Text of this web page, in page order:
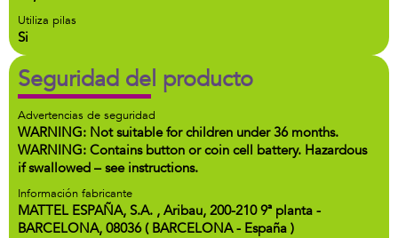
Utiliza pilas
Si
Seguridad del producto
Advertencias de seguridad
WARNING: Not suitable for children under 36 months.
WARNING: Contains button or coin cell battery. Hazardous
if swallowed – see instructions.
Información fabricante
MATTEL ESPAÑA, S.A. , Aribau, 200-210 9ª planta -
BARCELONA, 08036 ( BARCELONA - España )